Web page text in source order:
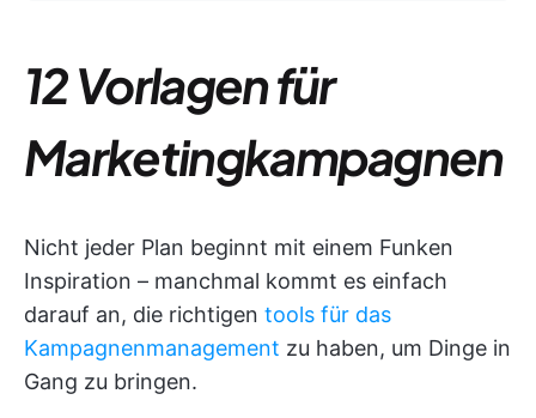
12 Vorlagen für
Marketingkampagnen
Nicht jeder Plan beginnt mit einem Funken
Inspiration – manchmal kommt es einfach
darauf an, die richtigen tools für das
Kampagnenmanagement zu haben, um Dinge in
Gang zu bringen.